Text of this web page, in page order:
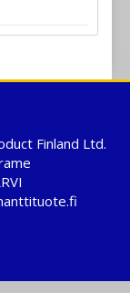
Finland Ltd.